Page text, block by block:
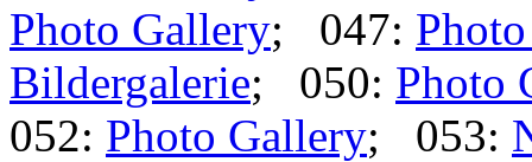
Photo Gallery; 047:
Bildergalerie; 050: Photo
052: Photo Gallery; 053: